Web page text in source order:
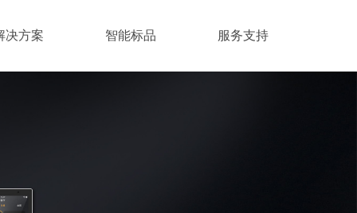
决方案 智能标品 服务支持